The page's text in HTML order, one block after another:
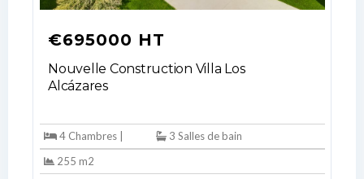
€695000 HT
Nouvelle Construction Villa Los
Alcázares
4 Chambres |
3 Salles de bain
255 m2
Lost your password?